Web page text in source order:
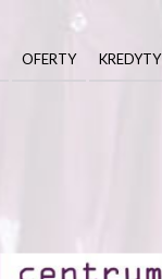
OFERTY KREDYTY